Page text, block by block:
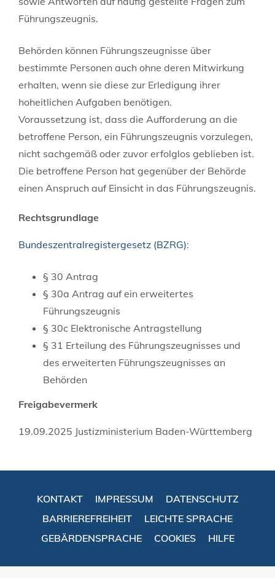
Führungszeugnis.
Behörden können Führungszeugnisse über
bestimmte Personen auch ohne deren Mitwirkung
erhalten, wenn sie diese zur Erledigung ihrer
hoheitlichen Aufgaben benötigen.
Voraussetzung ist, dass die Aufforderung an die
betroffene Person, ein Führungszeugnis vorzulegen,
nicht sachgemäß oder zuvor erfolglos geblieben ist.
Die betroffene Person hat gegenüber der Behörde
einen Anspruch auf Einsicht in das Führungszeugnis.
Rechtsgrundlage
Bundeszentralregistergesetz (BZRG):
§ 30 Antrag
§ 30a Antrag auf ein erweitertes
Führungszeugnis
§ 30c Elektronische Antragstellung
§ 31 Erteilung des Führungszeugnisses und
des erweiterten Führungszeugnisses an
Behörden
Freigabevermerk
19.09.2025 Justizministerium Baden-Württemberg
KONTAKT IMPRESSUM
DATENSCHUTZ
BARRIEREFREIHEIT
LEICHTE SPRACHE
GEBÄRDENSPRACHE
COOKIES HILFE